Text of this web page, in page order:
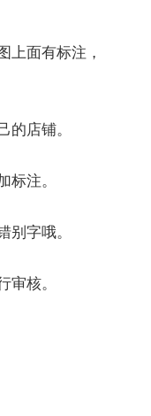
上面有标注，
店铺。
注。
字哦。
核。